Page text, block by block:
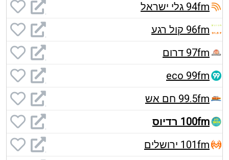
94fm גלי ישראל
96fm קול רגע
97fm דרום
eco 99fm
99.5fm חם אש
100fm רדיוס
101fm ירושלים